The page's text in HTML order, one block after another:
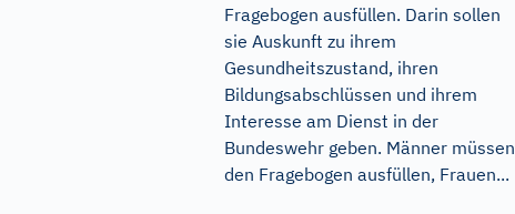
Fragebogen ausfüllen. Darin sollen
sie Auskunft zu ihrem
Gesundheitszustand, ihren
Bildungsabschlüssen und ihrem
Interesse am Dienst in der
Bundeswehr geben. Männer müssen
den Fragebogen ausfüllen, Frauen...